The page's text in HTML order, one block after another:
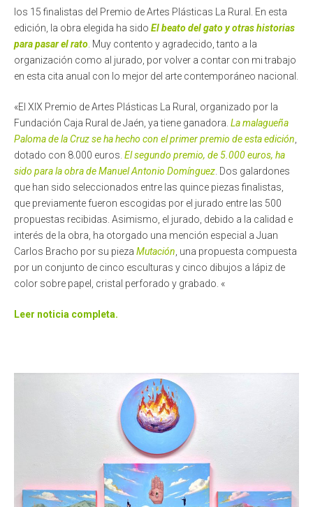
los 15 finalistas del Premio de Artes Plásticas La Rural. En esta
edición, la obra elegida ha sido El beato del gato y otras historias
para pasar el rato . Muy contento y agradecido, tanto a la
organización como al jurado, por volver a contar con mi trabajo
en esta cita anual con lo mejor del arte contemporáneo nacional.
«El XIX Premio de Artes Plásticas La Rural, organizado por la
Fundación Caja Rural de Jaén, ya tiene ganadora. La malagueña
Paloma de la Cruz se ha hecho con el primer premio de esta edición
dotado con 8.000 euros. El segundo premio, de 5.000 euros, ha
sido para la obra de Manuel Antonio Domínguez . Dos galardones
que han sido seleccionados entre las quince piezas finalistas,
que previamente fueron escogidas por el jurado entre las 500
propuestas recibidas. Asimismo, el jurado, debido a la calidad e
interés de la obra, ha otorgado una mención especial a Juan
Carlos Bracho por su pieza Mutación , una propuesta compuesta
por un conjunto de cinco esculturas y cinco dibujos a lápiz de
color sobre papel, cristal perforado y grabado. «
Leer noticia completa.